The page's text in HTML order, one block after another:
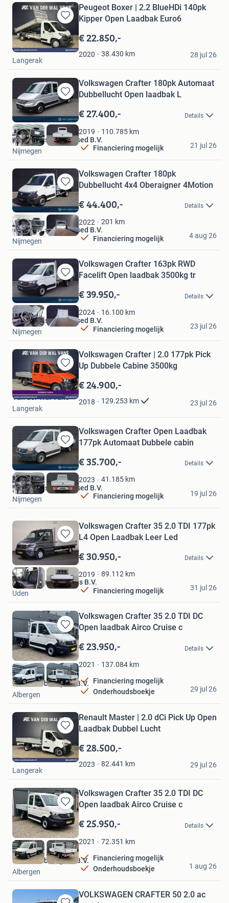
Bewaren
in
Mijn
Favorieten
Peugeot Boxer | 2.2 BlueHDi 140pk
Kipper Open Laadbak Euro6
€ 22.850,-
2020 38.430 km
Van der Wal Vans
Langerak
28 jul 26
Bewaren
in
Mijn
Favorieten
Volkswagen Crafter 180pk Automaat
Dubbellucht Open laadbak L
€ 27.400,- Details
2019 110.785 km
Financiering mogelijk
Den Engelsen Top Used B.V.
Nijmegen
21 jul 26
Bewaren
in
Mijn
Favorieten
Volkswagen Crafter 180pk
Dubbellucht 4x4 Oberaigner 4Motion
€ 44.400,- Details
2022 201 km
Financiering mogelijk
Den Engelsen Top Used B.V.
Nijmegen
4 aug 26
Bewaren
in
Mijn
Favorieten
Volkswagen Crafter 163pk RWD
Facelift Open laadbak 3500kg tr
€ 39.950,- Details
2024 16.100 km
Financiering mogelijk
Den Engelsen Top Used B.V.
Nijmegen
23 jul 26
Bewaren
in
Mijn
Favorieten
Volkswagen Crafter | 2.0 177pk Pick
Up Dubbele Cabine 3500kg
€ 24.900,-
2018 129.253 km
Van der Wal Vans
Langerak
23 jul 26
Bewaren
in
Mijn
Favorieten
Volkswagen Crafter Open Laadbak
177pk Automaat Dubbele cabin
€ 35.700,- Details
2023 41.185 km
Financiering mogelijk
Den Engelsen Top Used B.V.
Nijmegen
19 jul 26
Bewaren
in
Favorieten
Volkswagen Crafter 35 2.0 TDI 177pk
L4 Open Laadbak Leer Led
€ 30.950,- Details
2019 89.112 km
Financiering mogelijk
Derks Bedrijfswagens B.V.
Uden
31 jul 26
Bewaren
in
Mijn
Favorieten
Volkswagen Crafter 35 2.0 TDI DC
Open laadbak Airco Cruise c
€ 23.950,- Details
2021 137.084 km
Financiering mogelijk
Onderhoudsboekje
Dani Autobedrijven B.V.
Albergen
29 jul 26
Bewaren
in
Mijn
Favorieten
Renault Master | 2.0 dCi Pick Up Open
Laadbak Dubbel Lucht
€ 28.500,-
2023 82.441 km
Van der Wal Vans
Langerak
29 jul 26
Bewaren
in
Mijn
Favorieten
Volkswagen Crafter 35 2.0 TDI DC
Open laadbak Airco Cruise c
€ 25.950,- Details
2021 72.351 km
Financiering mogelijk
Onderhoudsboekje
Dani Autobedrijven B.V.
Albergen
1 aug 26
VOLKSWAGEN CRAFTER 50 2.0 ac